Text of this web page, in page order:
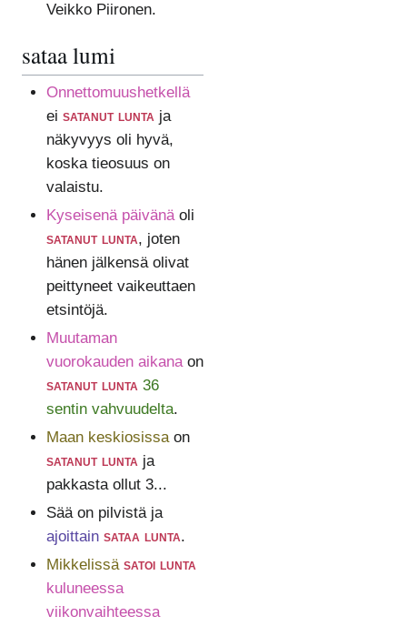
Veikko Piironen.
sataa lumi
Onnettomuushetkellä
ei satanut luntaja
näkyvyys oli hyvä,
koska tieosuus on
valaistu.
Kyseisenä päivänäoli
satanut lunta, joten
hänen jälkensä olivat
peittyneet vaikeuttaen
etsintöjä.
Muutaman
vuorokauden aikanaon
satanut lunta 36
sentin vahvuudelta.
Maan keskiosissaon
satanut luntaja
pakkasta ollut 3...
Sää on pilvistä ja
ajoittain sataa lunta.
Mikkelissä satoi lunta
kuluneessa
viikonvaihteessa